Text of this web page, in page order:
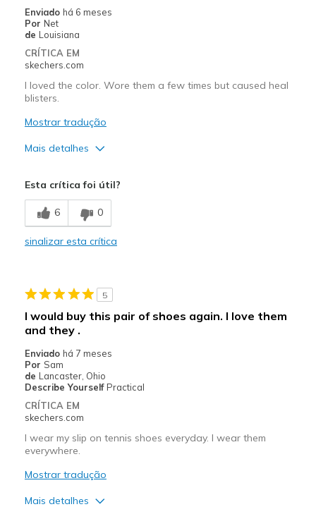
Sizing
View On Shoes
Enviado há 6 meses
Por Net
de Louisiana
CRÍTICA EM
skechers.com
I loved the color. Wore them a few times but caused heal
blisters.
Mostrar tradução
Mais detalhes
Esta crítica foi útil?
6 0
sinalizar esta crítica
5
I would buy this pair of shoes again. I love them
and they .
Enviado há 7 meses
Por Sam
de Lancaster, Ohio
Describe Yourself Practical
CRÍTICA EM
skechers.com
I wear my slip on tennis shoes everyday. I wear them
everywhere.
Mostrar tradução
Mais detalhes